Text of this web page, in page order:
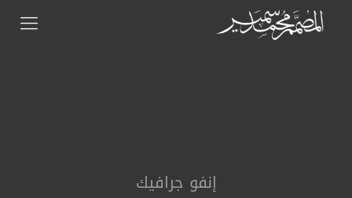
إنفو جرافيك